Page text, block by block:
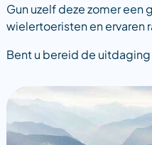
Gun uzelf deze zomer
wielertoeristen en ervaren
Bent u bereid de uitdaging